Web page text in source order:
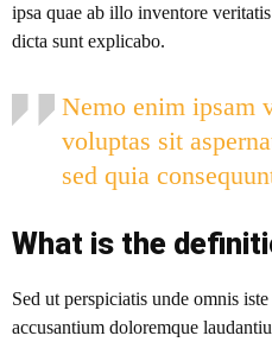
ipsa quae ab illo inventore
dicta sunt explicabo.
Nemo enim ipsam
voluptas sit
sed quia
What is the
Sed ut perspiciatis unde omnis
accusantium doloremque